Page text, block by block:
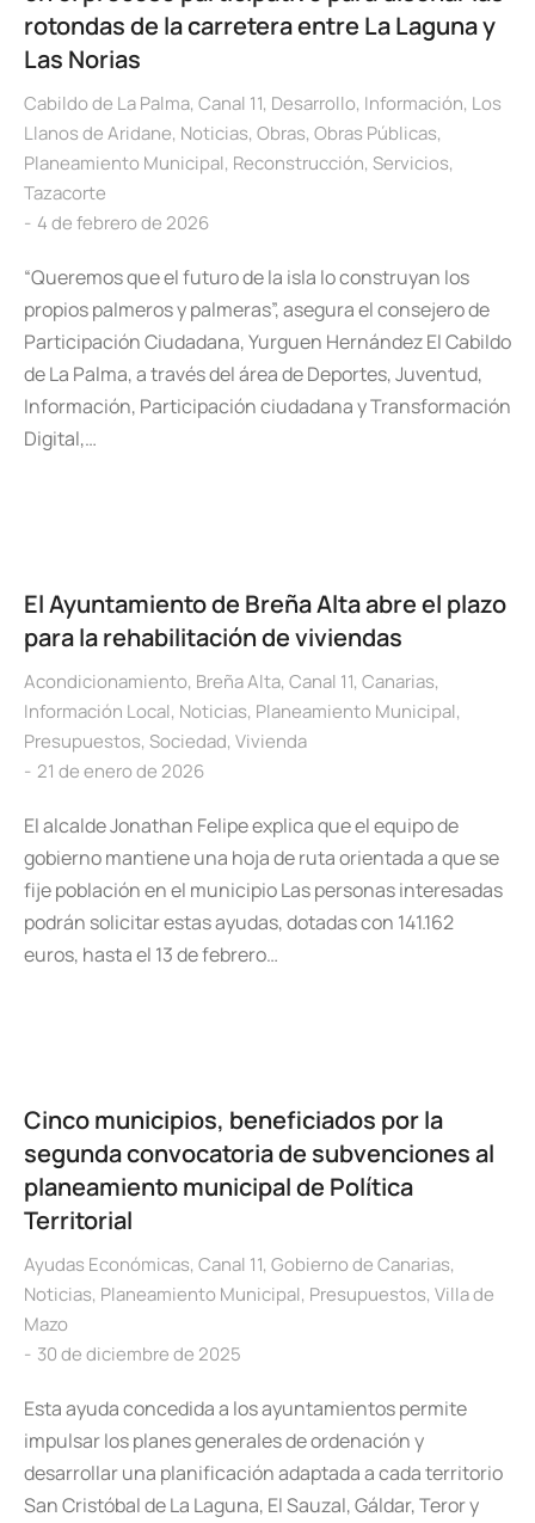
rotondas de la carretera entre La Laguna y
Las Norias
Cabildo de La Palma, Canal 11, Desarrollo, Información, Los
Llanos de Aridane, Noticias, Obras, Obras Públicas,
Planeamiento Municipal, Reconstrucción, Servicios,
Tazacorte
4 de febrero de 2026
“Queremos que el futuro de la isla lo construyan los
propios palmeros y palmeras”, asegura el consejero de
Participación Ciudadana, Yurguen Hernández El Cabildo
de La Palma, a través del área de Deportes, Juventud,
Información, Participación ciudadana y Transformación
Digital,…
El Ayuntamiento de Breña Alta abre el plazo
para la rehabilitación de viviendas
Acondicionamiento, Breña Alta, Canal 11, Canarias,
Información Local, Noticias, Planeamiento Municipal,
Presupuestos, Sociedad, Vivienda
21 de enero de 2026
El alcalde Jonathan Felipe explica que el equipo de
gobierno mantiene una hoja de ruta orientada a que se
fije población en el municipio Las personas interesadas
podrán solicitar estas ayudas, dotadas con 141.162
euros, hasta el 13 de febrero…
Cinco municipios, beneficiados por la
segunda convocatoria de subvenciones al
planeamiento municipal de Política
Territorial
Ayudas Económicas, Canal 11, Gobierno de Canarias,
Noticias, Planeamiento Municipal, Presupuestos, Villa de
Mazo
30 de diciembre de 2025
Esta ayuda concedida a los ayuntamientos permite
impulsar los planes generales de ordenación y
desarrollar una planificación adaptada a cada territorio
San Cristóbal de La Laguna, El Sauzal, Gáldar, Teror y